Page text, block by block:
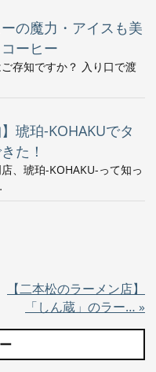
の魔力・アイスも美
ーヒー
存知ですか？ 入り口で渡
琥珀-KOHAKUでタ
た！
、琥珀-KOHAKU-って知っ
【二本松のラーメン店】
「しん蔵」のラー… »